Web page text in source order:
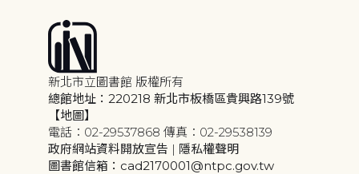
新北市立圖書館 版權所有
總館地址：220218 新北市板橋區貴興路139號
【地圖】
電話：02-29537868 傳真：02-29538139
政府網站資料開放宣告 | 隱私權聲明
圖書館信箱：cad2170001@ntpc.gov.tw